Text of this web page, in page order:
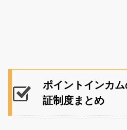
ポイントインカ
証制度まとめ